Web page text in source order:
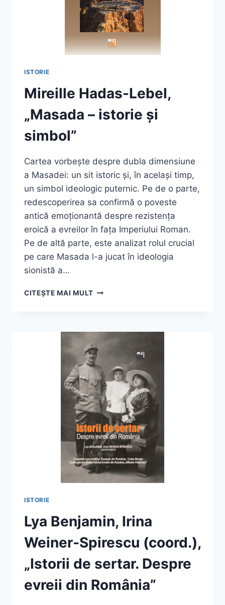
ISTORIE
Mireille Hadas-Lebel,
„Masada – istorie și
simbol”
Cartea vorbește despre dubla dimensiune
a Masadei: un sit istoric și, în același timp,
un simbol ideologic puternic. Pe de o parte,
redescoperirea sa confirmă o poveste
antică emoționantă despre rezistența
eroică a evreilor în fața Imperiului Roman.
Pe de altă parte, este analizat rolul crucial
pe care Masada l-a jucat în ideologia
sionistă a…
CITEȘTE MAI MULTMIREILLE
–
ISTORIE
ȘI
SIMBOL”
ISTORIE
Lya Benjamin, Irina
Weiner-Spirescu (coord.),
„Istorii de sertar. Despre
evreii din România”